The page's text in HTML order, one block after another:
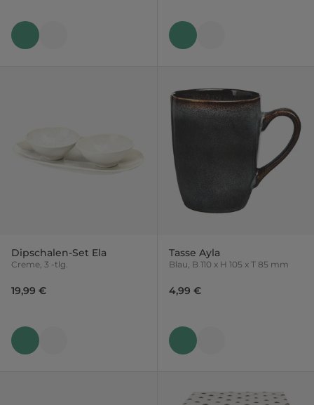
Dipschalen-Set Ela
Creme, 3 -tlg.
19,99 €
Tasse Ayla
Blau, B 110 x H 105 x T 85 mm
4,99 €